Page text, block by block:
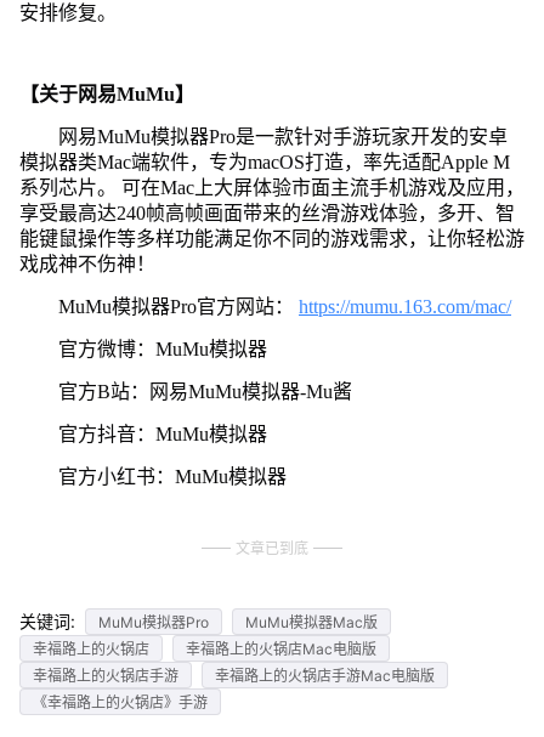
安排修复。
【关于网易MuMu】
网易MuMu模拟器Pro是一款针对手游玩家开发的安卓
模拟器类Mac端软件，专为macOS打造，率先适配Apple M
系列芯片。 可在Mac上大屏体验市面主流手机游戏及应用，
享受最高达240帧高帧画面带来的丝滑游戏体验，多开、智
能键鼠操作等多样功能满足你不同的游戏需求，让你轻松游
戏成神不伤神！
MuMu模拟器Pro官方网站： https://mumu.163.com/mac/
官方微博：MuMu模拟器
官方B站：网易MuMu模拟器-Mu酱
官方抖音：MuMu模拟器
官方小红书：MuMu模拟器
文章已到底
关键词: MuMu模拟器Pro
MuMu模拟器Mac版
幸福路上的火锅店
幸福路上的火锅店Mac电脑版
幸福路上的火锅店手游
幸福路上的火锅店手游Mac电脑版
《幸福路上的火锅店》手游